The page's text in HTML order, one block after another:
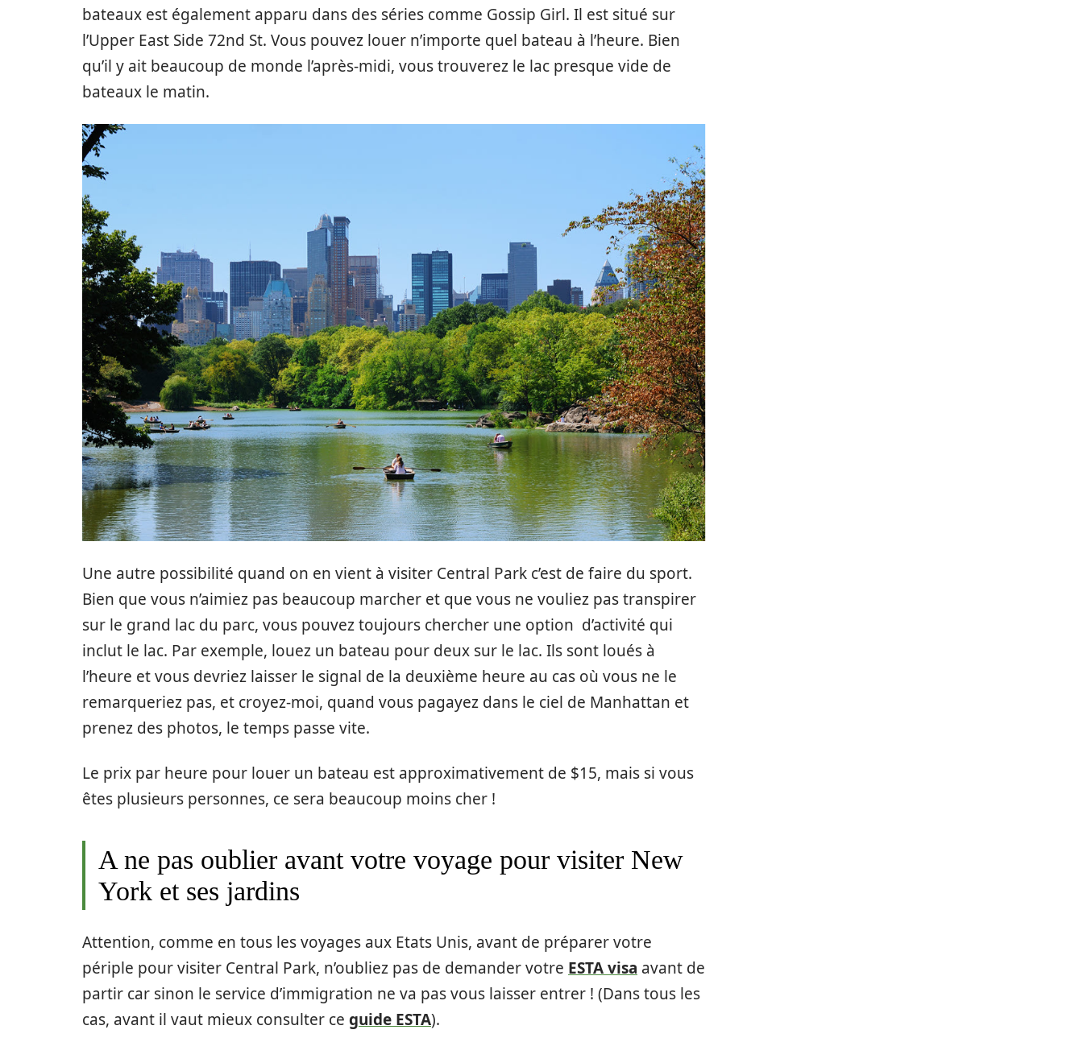
bateaux est également apparu dans des séries comme Gossip Girl. Il est situé sur
l’Upper East Side 72nd St. Vous pouvez louer n’importe quel bateau à l’heure. Bien
qu’il y ait beaucoup de monde l’après-midi, vous trouverez le lac presque vide de
bateaux le matin.
Une autre possibilité quand on en vient à visiter Central Park c’est de faire du sport.
Bien que vous n’aimiez pas beaucoup marcher et que vous ne vouliez pas transpirer
sur le grand lac du parc, vous pouvez toujours chercher une option d’activité qui
inclut le lac. Par exemple, louez un bateau pour deux sur le lac. Ils sont loués à
l’heure et vous devriez laisser le signal de la deuxième heure au cas où vous ne le
remarqueriez pas, et croyez-moi, quand vous pagayez dans le ciel de Manhattan et
prenez des photos, le temps passe vite.
Le prix par heure pour louer un bateau est approximativement de $15, mais si vous
êtes plusieurs personnes, ce sera beaucoup moins cher !
A ne pas oublier avant votre voyage pour visiter New
York et ses jardins
Attention, comme en tous les voyages aux Etats Unis, avant de préparer votre
périple pour visiter Central Park, n’oubliez pas de demander votre ESTA visa avant de
partir car sinon le service d’immigration ne va pas vous laisser entrer ! (Dans tous les
cas, avant il vaut mieux consulter ce guide ESTA).